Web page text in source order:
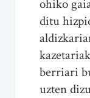
ohiko
ditu
berriari
uzten